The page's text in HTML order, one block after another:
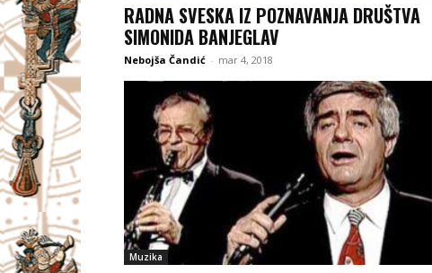
RADNA SVESKA IZ POZNAVANJA DRUŠTVA
SIMONIDA BANJEGLAV
Nebojša Čandić - mar 4, 2018
Muzika